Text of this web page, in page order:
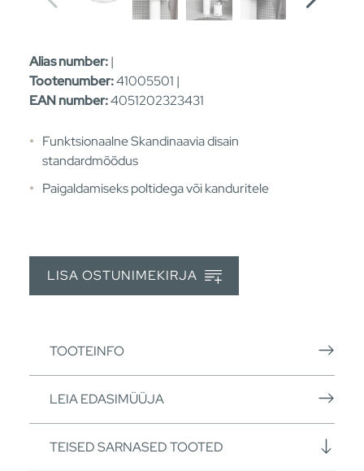
Alias number:|
Tootenumber:41005501 |
EAN number:4051202323431
Funktsionaalne Skandinaavia disain
standardmõõdus
Paigaldamiseks poltidega või kanduritele
LISA OSTUNIMEKIRJA
TOOTEINFO
LEIA EDASIMÜÜJA
TEISED SARNASED TOOTED